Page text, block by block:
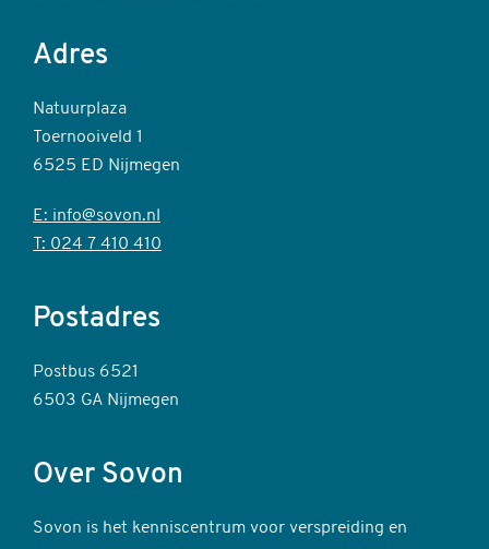
Adres
Natuurplaza
Toernooiveld 1
6525 ED Nijmegen
E: info@sovon.nl
T: 024 7 410 410
Postadres
Postbus 6521
6503 GA Nijmegen
Over Sovon
Sovon is het kenniscentrum voor verspreiding en